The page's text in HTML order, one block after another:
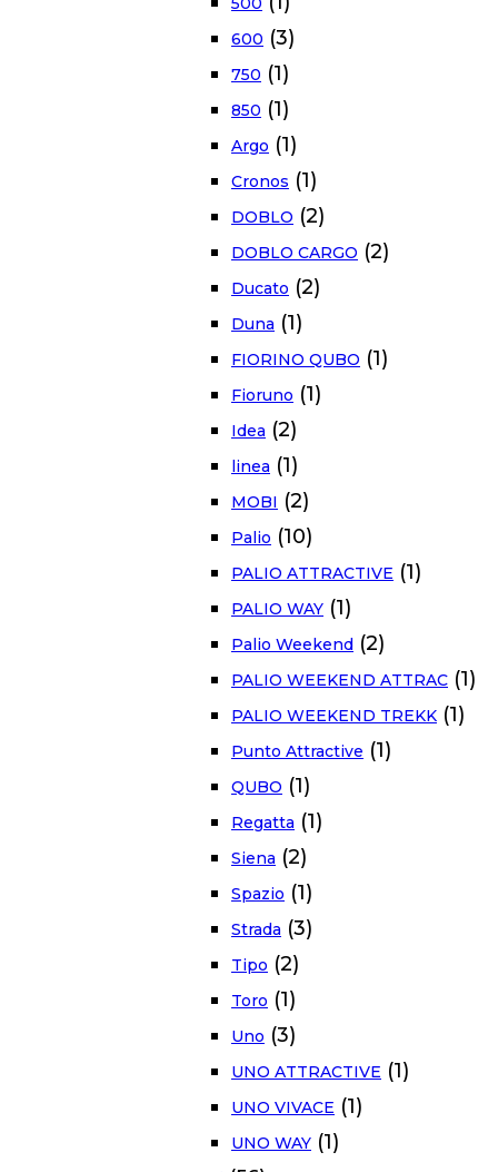
600 (3)
750 (1)
850 (1)
Argo (1)
Cronos (1)
DOBLO (2)
DOBLO CARGO (2)
Ducato (2)
Duna (1)
FIORINO QUBO (1)
Fioruno (1)
Idea (2)
linea (1)
MOBI (2)
Palio (10)
PALIO ATTRACTIVE (1)
PALIO WAY (1)
Palio Weekend (2)
PALIO WEEKEND ATTRAC (1)
PALIO WEEKEND TREKK (1)
Punto Attractive (1)
QUBO (1)
Regatta (1)
Siena (2)
Spazio (1)
Strada (3)
Tipo (2)
Toro (1)
Uno (3)
UNO ATTRACTIVE (1)
UNO VIVACE (1)
UNO WAY (1)